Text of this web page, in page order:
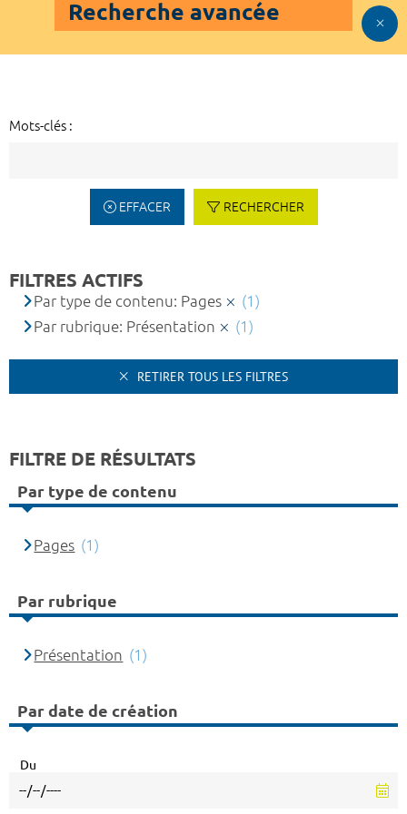
Recherche avancée
Mots-clés :
EFFACER RECHERCHER
FILTRES ACTIFS
Par type de contenu: Pages
(1)
Par rubrique: Présentation
(1)
RETIRER TOUS LES FILTRES
FILTRE DE RÉSULTATS
Par type de contenu
Pages (1)
Par rubrique
Présentation (1)
Par date de création
Du